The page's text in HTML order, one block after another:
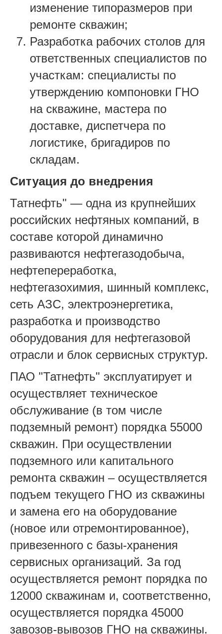
изменение типоразмеров при
ремонте скважин;
Разработка рабочих столов для
ответственных специалистов по
участкам: специалисты по
утверждению компоновки ГНО
на скважине, мастера по
доставке, диспетчера по
логистике, бригадиров по
складам.
Ситуация до внедрения
Татнефть" — одна из крупнейших
российских нефтяных компаний, в
составе которой динамично
развиваются нефтегазодобыча,
нефтепереработка,
нефтегазохимия, шинный комплекс,
сеть АЗС, электроэнергетика,
разработка и производство
оборудования для нефтегазовой
отрасли и блок сервисных структур.
ПАО "Татнефть" эксплуатирует и
осуществляет техническое
обслуживание (в том числе
подземный ремонт) порядка 55000
скважин. При осуществлении
подземного или капитального
ремонта скважин – осуществляется
подъем текущего ГНО из скважины
и замена его на оборудование
(новое или отремонтированное),
привезенного с базы-хранения
сервисных организаций. За год
осуществляется ремонт порядка по
12000 скважинам и, соответственно,
осуществляется порядка 45000
завозов-вывозов ГНО на скважины.